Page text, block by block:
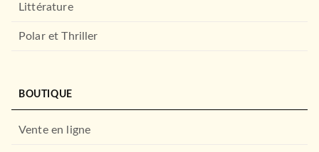
Littérature
Polar et Thriller
BOUTIQUE
Vente en ligne